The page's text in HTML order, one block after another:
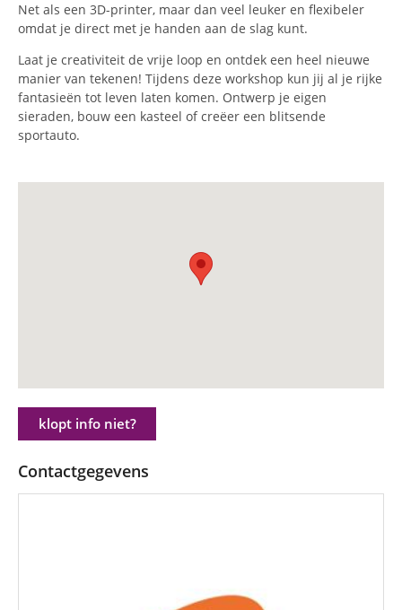
Net als een 3D-printer, maar dan veel leuker en flexibeler
omdat je direct met je handen aan de slag kunt.
Laat je creativiteit de vrije loop en ontdek een heel nieuwe
manier van tekenen! Tijdens deze workshop kun jij al je rijke
fantasieën tot leven laten komen. Ontwerp je eigen
sieraden, bouw een kasteel of creëer een blitsende
sportauto.
klopt info niet?
Contactgegevens